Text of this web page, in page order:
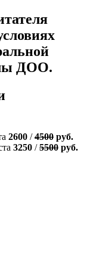
ДОО.
2600 /4500 руб.
3250 /5500 руб.